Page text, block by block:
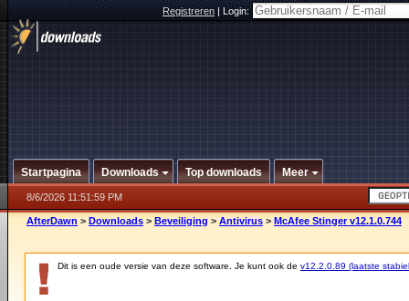
Registreren|Login:
Startpagina Downloads Top downloads Meer
8/6/2026 11:51:59 PM
AfterDawn > Downloads > Beveiliging > Antivirus > McAfee Stinger v12.1.0.744
Dit is een oude versie van deze software. Je kunt ook de v12.2.0.89 (laatste